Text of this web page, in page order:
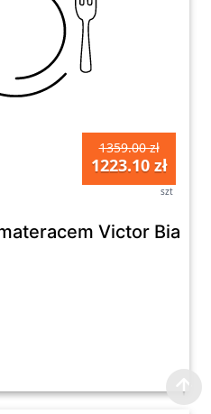
1359.00 zł
1223.10 zł
szt
Victor Biały